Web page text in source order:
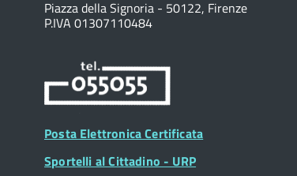
Piazza della Signoria - 50122, Firenze
P.IVA 01307110484
Posta Elettronica Certificata
Sportelli al Cittadino - URP